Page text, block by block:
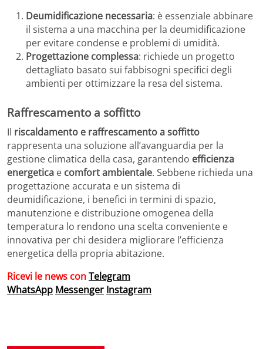
Deumidificazione necessaria: è essenziale abbinare
il sistema a una macchina per la deumidificazione
per evitare condense e problemi di umidità.
Progettazione complessa: richiede un progetto
dettagliato basato sui fabbisogni specifici degli
ambienti per ottimizzare la resa del sistema.
Raffrescamento a soffitto
Il riscaldamento e raffrescamento a soffitto
rappresenta una soluzione all’avanguardia per la
gestione climatica della casa, garantendo efficienza
energetica e comfort ambientale. Sebbene richieda una
progettazione accurata e un sistema di
deumidificazione, i benefici in termini di spazio,
manutenzione e distribuzione omogenea della
temperatura lo rendono una scelta conveniente e
innovativa per chi desidera migliorare l’efficienza
energetica della propria abitazione.
Ricevi le news conTelegram
WhatsApp Messenger Instagram